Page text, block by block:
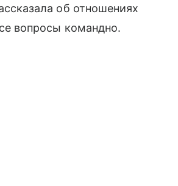
об отношениях
вопросы командно.